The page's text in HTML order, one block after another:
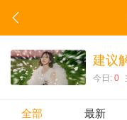
建议
今日:0
全部 最新